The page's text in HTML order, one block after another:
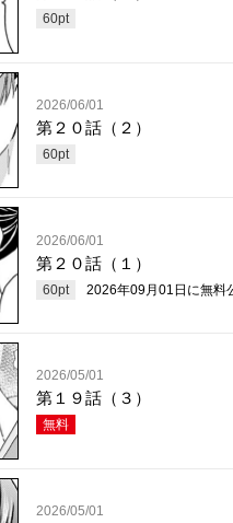
60pt
2026/06/01
第２０話（２）
60pt
2026/06/01
第２０話（１）
60pt 2026年09月01日 に無料
2026/05/01
第１９話（３）
無料
2026/05/01